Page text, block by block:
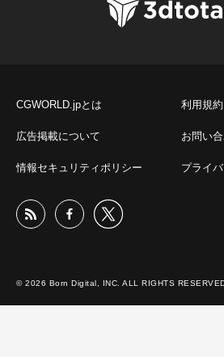
CGWORLD.jpとは 利用規約
広告掲載について お問い
情報セキュリティポリシー プライ
© 2026 Born Digital, INC. ALL RIGHTS